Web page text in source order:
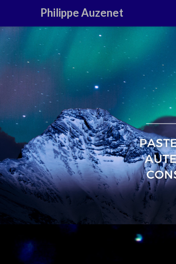
Philippe Auzenet